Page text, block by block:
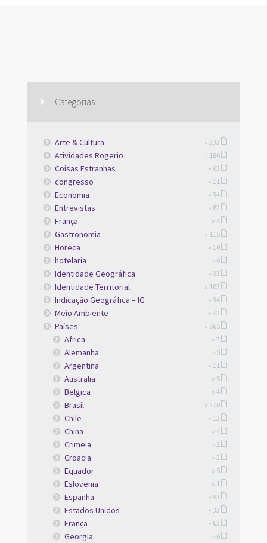
Categorias
Arte & Cultura » 333
Atividades Rogerio » 186
Coisas Estranhas » 63
congresso » 11
Economia » 34
Entrevistas » 82
França » 4
Gastronomia » 115
Horeca » 10
hotelaria » 6
Identidade Geográfica » 33
Identidade Territorial » 103
Indicação Geográfica – IG » 34
Meio Ambiente » 72
Países » 665
Africa » 7
Alemanha » 5
Argentina » 11
Australia » 5
Belgica » 4
Brasil » 270
Chile » 13
China » 4
Crimeia » 2
Croacia » 2
Equador » 5
Eslovenia » 1
Espanha » 93
Estados Unidos » 33
França » 63
Georgia » 6